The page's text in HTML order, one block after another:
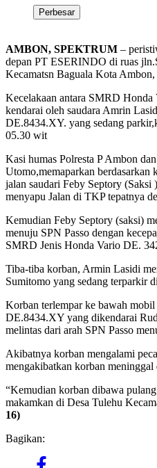
Perbesar
AMBON, SPEKTRUM –
depan PT ESERINDO di ruas
Kecamatsn Baguala Kota
Kecelakaan antara SMRD
kendarai oleh saudara Amrin
DE.8434.XY. yang sedang
05.30 wit
Kasi humas Polresta P Ambon
Utomo,memaparkan berdasarkan
jalan saudari Feby Septory (Saksi
menyapu Jalan di TKP tepatnya
Kemudian Feby Septory (saksi)
menuju SPN Passo dengan
SMRD Jenis Honda Vario DE.
Tiba-tiba korban, Armin Lasidi
Sumitomo yang sedang terparkir
Korban terlempar ke bawah
DE.8434.XY yang dikendarai
melintas dari arah SPN Passo
Akibatnya korban mengalami
mengakibatkan korban meninggal
“Kemudian korban dibawa
makamkan di Desa Tulehu
16)
Bagikan: